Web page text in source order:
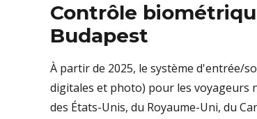
Contrôle
Budapest
À partir de 2025, le système d'entrée/
digitales et photo) pour les voyageurs
des États-Unis, du Royaume-Uni, du